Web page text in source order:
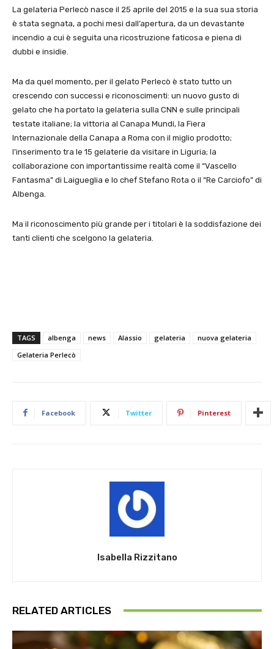
La gelateria Perlecò nasce il 25 aprile del 2015 e la sua sua storia
è stata segnata, a pochi mesi dall’apertura, da un devastante
incendio a cui è seguita una ricostruzione faticosa e piena di
dubbi e insidie.
Ma da quel momento, per il gelato Perlecò è stato tutto un
crescendo con successi e riconoscimenti: un nuovo gusto di
gelato che ha portato la gelateria sulla CNN e sulle principali
testate italiane; la vittoria al Canapa Mundi, la Fiera
Internazionale della Canapa a Roma con il miglio prodotto;
l’inserimento tra le 15 gelaterie da visitare in Liguria; la
collaborazione con importantissime realtà come il “Vascello
Fantasma” di Laigueglia e lo chef Stefano Rota o il “Re Carciofo” di
Albenga.
Ma il riconoscimento più grande per i titolari è la soddisfazione dei
tanti clienti che scelgono la gelateria.
TAGS albenga news Alassio gelateria
nuova gelateria
Gelateria Perlecò
Facebook Twitter Pinterest
Isabella Rizzitano
RELATED ARTICLES